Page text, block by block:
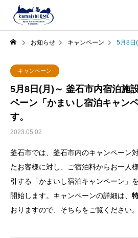
お知らせ キャンペーン 5月8日(月)～ 釜石市
キャンペーン
5月8日(月)～ 釜石市内宿泊施
ペーン「かまいし宿泊キャン
す。
2023.05.02
釜石市では、釜石市内のキャンペーン
たお客様に対し、ご宿泊料からお一人
引する「かまいし宿泊キャンペーン」
開始します。キャンペーンの詳細は、
おりますので、そちらをご覧ください。